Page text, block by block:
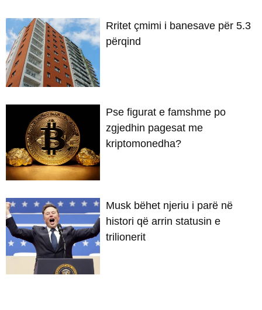
Rritet çmimi i banesave për 5.3
përqind
Pse figurat e famshme po
zgjedhin pagesat me
kriptomonedha?
Musk bëhet njeriu i parë në
histori që arrin statusin e
trilionerit